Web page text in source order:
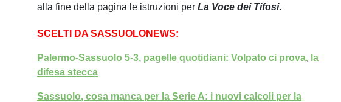
alla fine della pagina le istruzioni perLa Voce dei Tifosi.
SCELTI DA SASSUOLONEWS:
Palermo-Sassuolo 5-3, pagelle quotidiani: Volpato ci prova, la
difesa stecca
Sassuolo, cosa manca per la Serie A: i nuovi calcoli per la